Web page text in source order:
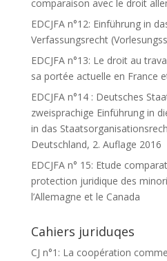
comparaison avec le droit
EDCJFA n°12: Einführung in
Verfassungsrecht
EDCJFA n°13: Le droit au
sa portée actuelle en France
EDCJFA n°14 : Deutsches
zweisprachige Einführung in
in das
Deutschland, 2. Auflage 2016
EDCJFA n° 15: Etude
protection juridique des
l’Allemagne et le Canada
Cahiers juriduqes
CJ n°1: La coopération